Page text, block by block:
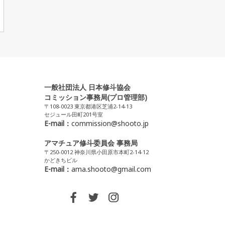
一般社団法人 日本修斗協会
コミッション事務局(プロ管理部)
〒108-0023 東京都港区芝浦2-14-13
セジュール田町201号室
E-mail： commission@shooto.jp
アマチュア修斗委員会 事務局
〒250-0012 神奈川県小田原市本町2-14-12
かどきちビル
E-mail： ama.shooto@gmail.com